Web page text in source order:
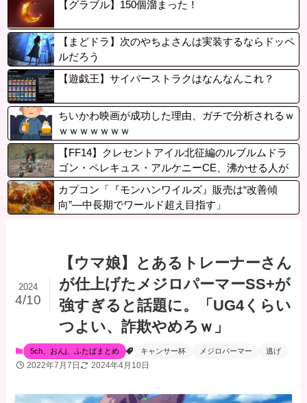
は前年大型タイトルの反動減
【グラブル】150個溜まった！
【まどドラ】次のやちよさんは実装するならドッペ
ルだろう
【遊戯王】サイバーストラクはなんなんこれ？
ちいかわ映画が成功した理由、ガチで分析されるｗ
ｗｗｗｗｗｗｗ
【FF14】クレセントアイル北征編のルブルムドラ
ゴン・ペレキュス・アルケニーCE、沸かせる人が
いなくてレアCEになる。「倒したからって特に何
もないし…」
カプコン「『モンハンワイルズ』販売は“改善傾
向”―中長期でワールド超え目指す」
【ウマ娘】とあるトレーナーさん
が仕上げたメジロパーマーSS+が
強すぎると話題に。「UG4くらい
つよい、詐欺やめろｗ」
2024
4/10
5ch、おんj、ふたばまとめ キャンサー杯 メジロパーマー 逃げ
2022年7月7日 2024年4月10日